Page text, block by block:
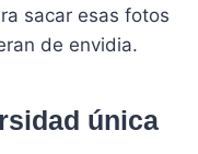
sacar esas fotos
de envidia.
única